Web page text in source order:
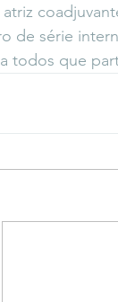
de série
que